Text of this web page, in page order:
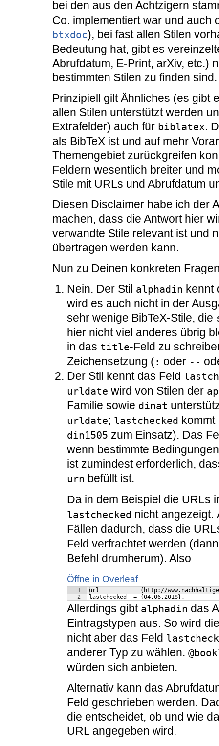
bei den aus den Achtzigern
Co. implementiert war und auch
btxdoc), bei fast allen Stilen
Bedeutung hat, gibt es
Abrufdatum, E-Print, arXiv, etc.)
bestimmten Stilen zu finden sind.
Prinzipiell gilt Ähnliches (es gibt
allen Stilen unterstützt werden
Extrafelder) auch für biblatex.
als BibTeX ist und auf mehr
Themengebiet zurückgreifen
Feldern wesentlich breiter und
Stile mit URLs und Abrufdatum
Diesen Disclaimer habe ich der
machen, dass die Antwort hier
verwandte Stile relevant ist und
übertragen werden kann.
Nun zu Deinen konkreten
Nein. Der Stil alphadin kennt
wird es auch nicht in der
sehr wenige BibTeX-Stile, die
hier nicht viel anderes übrig
in das title-Feld zu
Zeichensetzung (: oder --
Der Stil kennt das Feld
urldate wird von Stilen der
Familie sowie dinat
urldate; lastchecked
din1505 zum Einsatz). Das
wenn bestimmte
ist zumindest erforderlich,
urn befüllt ist.
Da in dem Beispiel die URLs
lastchecked nicht angezeigt.
Fällen dadurch, dass die
Feld verfrachtet werden
Befehl drumherum). Also
Öffne in Overleaf
1
2
url          = {http://
lastchecked  = {04.06.2018},
Allerdings gibt alphadin das
Eintragstypen aus. So wird
nicht aber das Feld
anderer Typ zu wählen.
würden sich anbieten.
Alternativ kann das
Feld geschrieben werden.
die entscheidet, ob und wie
URL angegeben wird.